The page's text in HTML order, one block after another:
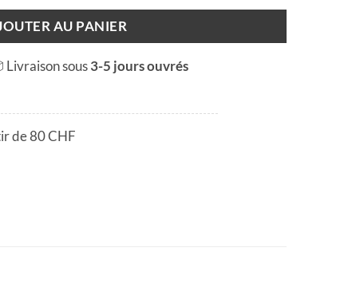
AU PANIER
Livraison sous3-5 jours ouvrés
de 80 CHF